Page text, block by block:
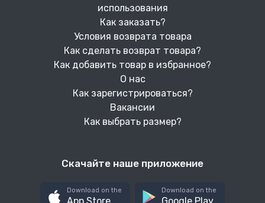
использования
Как заказать?
Условия возврата товара
Как сделать возврат товара?
Как добавить товар в избранное?
О нас
Как зарегистрироваться?
Вакансии
Как выбрать размер?
Скачайте наше приложение
Download on the Download on the